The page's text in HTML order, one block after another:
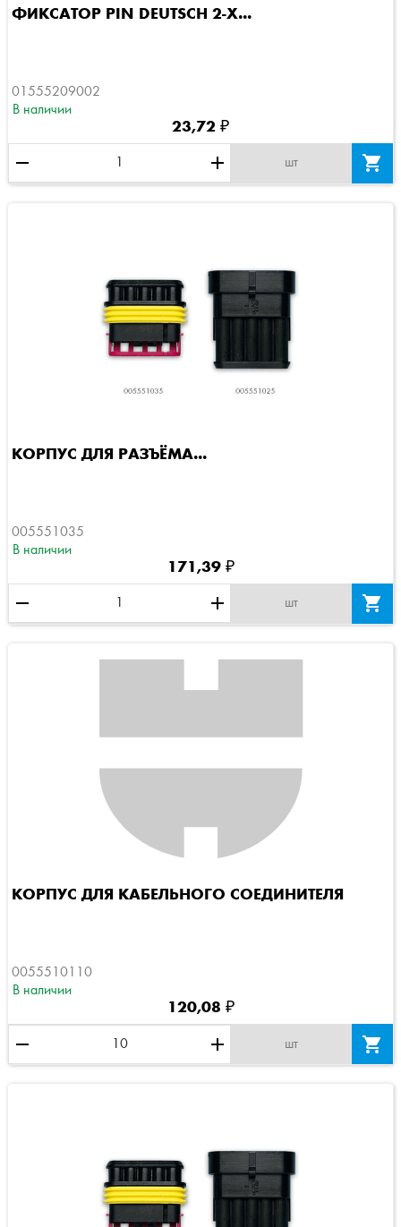
ФИКСАТОР PIN DEUTSCH 2-Х...
01555209002
В наличии
23,72 ₽
remove add шт 
КОРПУС ДЛЯ РАЗЪЁМА...
005551035
В наличии
171,39 ₽
remove add шт 
КОРПУС ДЛЯ КАБЕЛЬНОГО СОЕДИНИТЕЛЯ
0055510110
В наличии
120,08 ₽
remove add шт 